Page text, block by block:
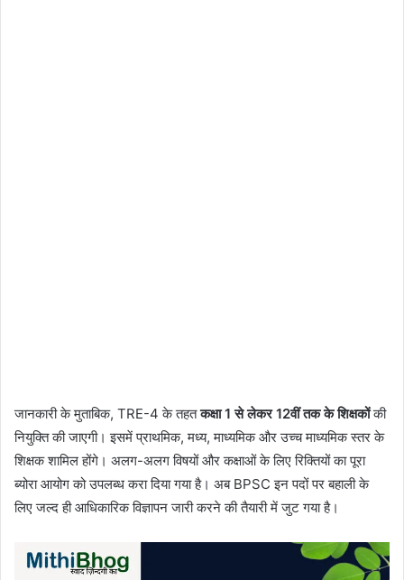
जानकारी के मुताबिक, TRE-4 के तहतकक्षा 1 से लेकर 12वीं तक के शिक्षकोंकी
नियुक्ति की जाएगी। इसमें प्राथमिक, मध्य, माध्यमिक और उच्च माध्यमिक स्तर के
शिक्षक शामिल होंगे। अलग-अलग विषयों और कक्षाओं के लिए रिक्तियों का पूरा
ब्योरा आयोग को उपलब्ध करा दिया गया है। अब BPSC इन पदों पर बहाली के
लिए जल्द ही आधिकारिक विज्ञापन जारी करने की तैयारी में जुट गया है।